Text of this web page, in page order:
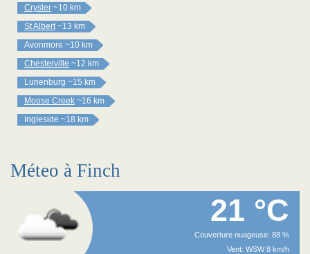
Crysler ~10 km
St Albert ~13 km
Avonmore ~10 km
Chesterville ~12 km
Lunenburg ~15 km
Moose Creek ~16 km
Ingleside ~18 km
Méteo à Finch
21 °C
Couverture nuageuse: 88 %
Vent: WSW 8 km/h